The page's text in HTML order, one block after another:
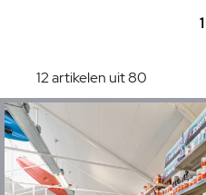
1
12 artikelen uit 80